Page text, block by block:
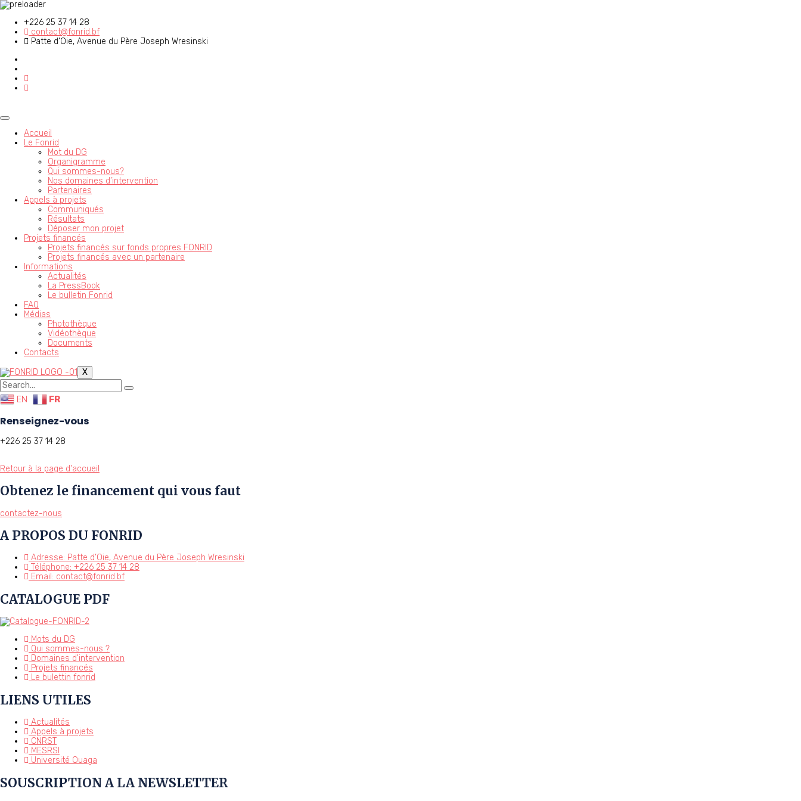
+226 25 37 14 28
contact@fonrid.bf
Patte d’Oie, Avenue du Père Joseph Wresinski
Accueil
Le Fonrid
Mot du DG
Organigramme
Qui sommes-nous?
Nos domaines d’intervention
Partenaires
Appels à projets
Communiqués
Résultats
Déposer mon projet
Projets financés
Projets financés sur fonds propres FONRID
Projets financés avec un partenaire
Informations
Actualités
La PressBook
Le bulletin Fonrid
FAQ
Médias
Photothèque
Vidéothèque
Documents
Contacts
X
EN FR
Renseignez-vous
+226 25 37 14 28
Retour à la page d'accueil
Obtenez le financement qui vous faut
contactez-nous
A PROPOS DU FONRID
Adresse: Patte d’Oie, Avenue du Père Joseph Wresinski
Téléphone: +226 25 37 14 28
Email: contact@fonrid.bf
CATALOGUE PDF
Mots du DG
Qui sommes-nous ?
Domaines d'intervention
Projets financés
Le bulettin fonrid
LIENS UTILES
Actualités
Appels à projets
CNRST
MESRSI
Université Ouaga
SOUSCRIPTION A LA NEWSLETTER